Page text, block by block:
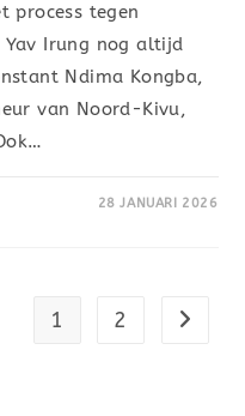
process tegen
Irung nog altijd
Ndima Kongba,
van Noord-Kivu,
28 JANUARI 2026
1 2